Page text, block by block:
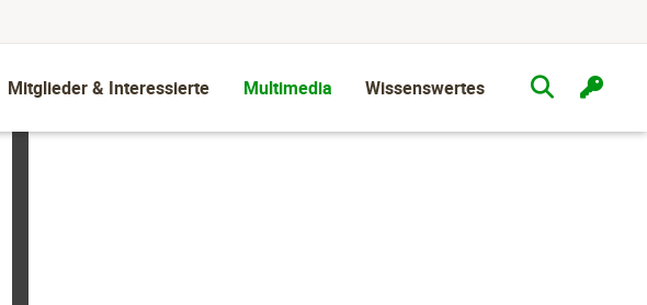
Mitglieder & Interessierte Multimedia Wissenswertes